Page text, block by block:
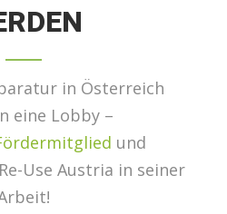
in Österreich
eine Lobby –
und
Use Austria in seiner